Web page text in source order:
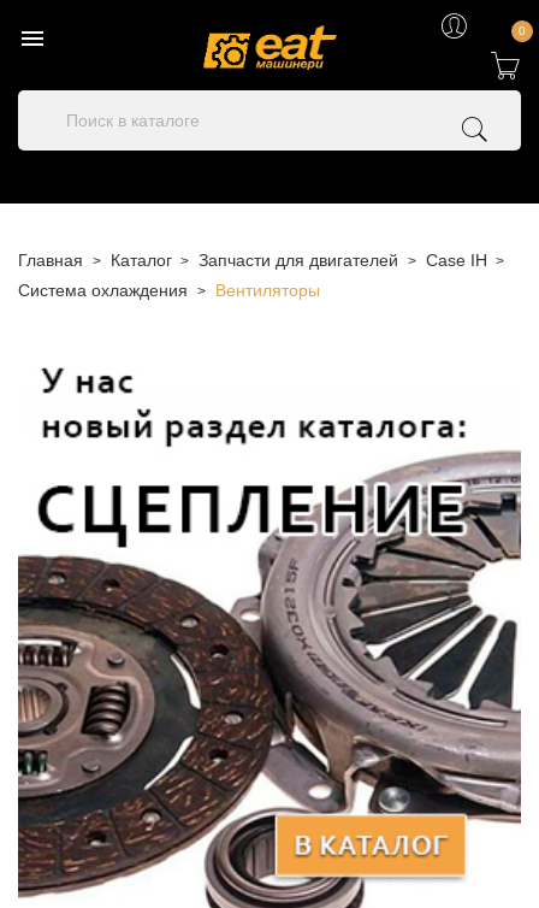
 0
Главная Каталог Запчасти для двигателей
Case IH
Система охлаждения
Вентиляторы